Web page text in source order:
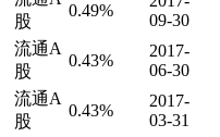
股
0.49%
09-30
流通A
股
0.43%
2017-
06-30
流通A
股
0.43%
2017-
03-31